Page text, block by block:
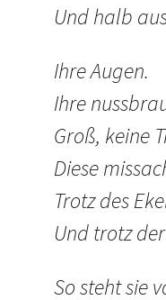
Und halb
Ihre Augen.
Ihre
Groß, keine
Diese
Trotz des
Und trotz
So steht sie